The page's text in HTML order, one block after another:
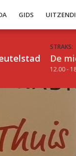
GIDS
STRAKS:
De
12.00 -